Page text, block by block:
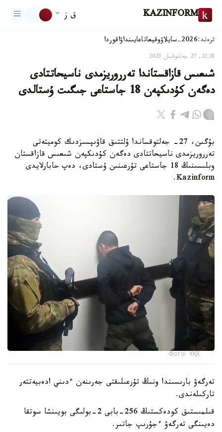
KAZINFORM ق ز
ترەند:2026-سايلاۋ وقيعاتاعايىنداۋاقوردا
22:28, 27 جەلتوقسان 2023
شىعىس قازاقستاندا تەرروريزمدى ناسيحاتتادى
دەگەن كۇدىكپەن 18 جاستاعى جىگىت ۇستالدى
بۇگىن، 27- جەلتوقساندا ۇلتتىق قاۋىپسىزدىك كوميتەتى
تەرروريزمدى ناسيحاتتادى دەگەن كۇدىكپەن شىعىس قازاقستان
وبلىسىنىڭ 18 جاستاعى تۇرعىنىن ۇستادى، دەپ حابارلايدى
Kazinform.
Фото: ҰҚК
تەرگەۋ بارىسىندا ونىڭ تۇرعىلىقتى جەرىنەن ءدىني ادەبيەتتەر
تاركىلەندى.
قىلمىستىق كودەكستىڭ 256-بابى 2-بولىگى بويىنشا سوتقا
دەيىنگى تەرگەۋ ءجۇرىپ جاتىر.